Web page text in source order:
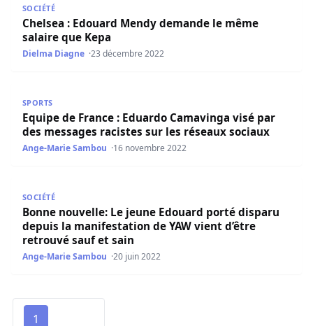
SOCIÉTÉ
Chelsea : Edouard Mendy demande le même
salaire que Kepa
Dielma Diagne 23 décembre 2022
SPORTS
Equipe de France : Eduardo Camavinga visé par
des messages racistes sur les réseaux sociaux
Ange-Marie Sambou 16 novembre 2022
SOCIÉTÉ
Bonne nouvelle: Le jeune Edouard porté disparu
depuis la manifestation de YAW vient d’être
retrouvé sauf et sain
Ange-Marie Sambou 20 juin 2022
1